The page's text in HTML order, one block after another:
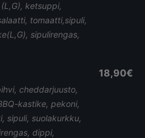
ketsuppi,
tomaatti,sipuli,
sipulirengas,
cheddarjuusto,
kastike, pekoni,
sipuli, suolakurkku,
dippi,
18,90€